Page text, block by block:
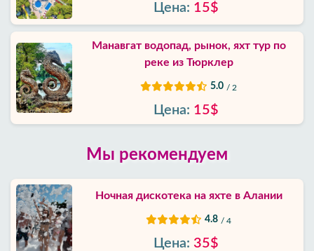
Цена: 15$
Манавгат водопад, рынок, яхт тур по
реке из Тюрклер
5.0 / 2
Цена: 15$
Мы рекомендуем
Ночная дискотека на яхте в Алании
4.8 / 4
Цена: 35$